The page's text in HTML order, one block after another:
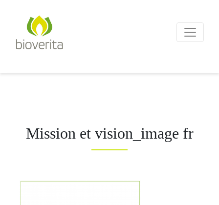
Von der Züchtung bis zum
Mission et vision_image fr